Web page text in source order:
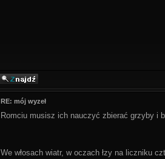
RE: mój wyzeł
Romciu musisz ich nauczyć zbierać grzyby i
We włosach wiatr, w oczach łzy na liczniku